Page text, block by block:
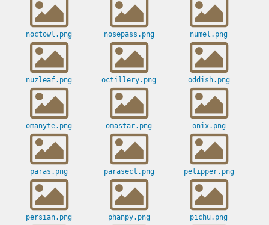
noctowl.png nosepass.png numel.png
nuzleaf.png octillery.png oddish.png
omanyte.png omastar.png onix.png
paras.png parasect.png pelipper.png
persian.png phanpy.png pichu.png